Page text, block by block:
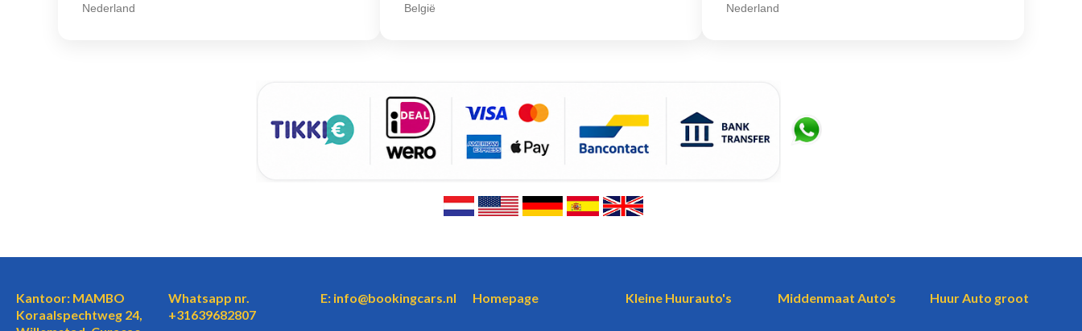
Nederland België Nederland
Kantoor: MAMBO
Koraalspechtweg 24,
Whatsapp nr.
+31639682807
E: info@bookingcars.nl Homepage Kleine Huurauto's Middenmaat Auto's Huur Auto groot